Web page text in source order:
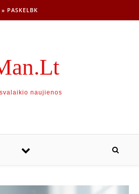
» PASKELBK
naujienos